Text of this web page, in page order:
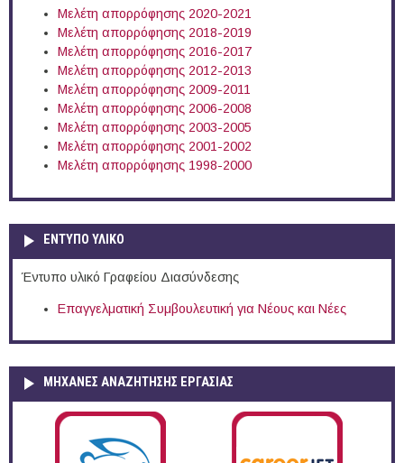
Μελέτη απορρόφησης 2020-2021
Μελέτη απορρόφησης 2018-2019
Μελέτη απορρόφησης 2016-2017
Μελέτη απορρόφησης 2012-2013
Μελέτη απορρόφησης 2009-2011
Μελέτη απορρόφησης 2006-2008
Μελέτη απορρόφησης 2003-2005
Μελέτη απορρόφησης 2001-2002
Μελέτη απορρόφησης 1998-2000
ΕΝΤΥΠΟ ΥΛΙΚΟ
Έντυπο υλικό Γραφείου Διασύνδεσης
Επαγγελματική Συμβουλευτική για Νέους και Νέες
ΜΗΧΑΝΕΣ ΑΝΑΖΗΤΗΣΗΣ ΕΡΓΑΣΙΑΣ